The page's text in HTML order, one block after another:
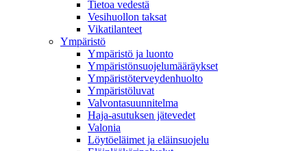
Tietoa vedestä
Vesihuollon taksat
Vikatilanteet
Ympäristö
Ympäristö ja luonto
Ympäristönsuojelumääräykset
Ympäristöterveydenhuolto
Ympäristöluvat
Valvontasuunnitelma
Haja-asutuksen jätevedet
Valonia
Löytöeläimet ja eläinsuojelu